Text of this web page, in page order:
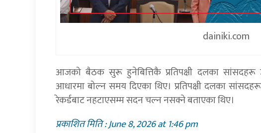
dainiki.com
आजको बैठक सुरू हुनेबित्तिकै प्रतिपक्षी दलका
आधारमा बोल्न समय दिएका थिए। प्रतिपक्षी दलका
रेकर्डबाट नहटाएसम्म सदन चल्न नसक्ने बताएका थिए।
प्रकाशित मिति : June 8, 2026 at 1:46 pm